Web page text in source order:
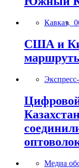
Кавказ,
США и
Медиа